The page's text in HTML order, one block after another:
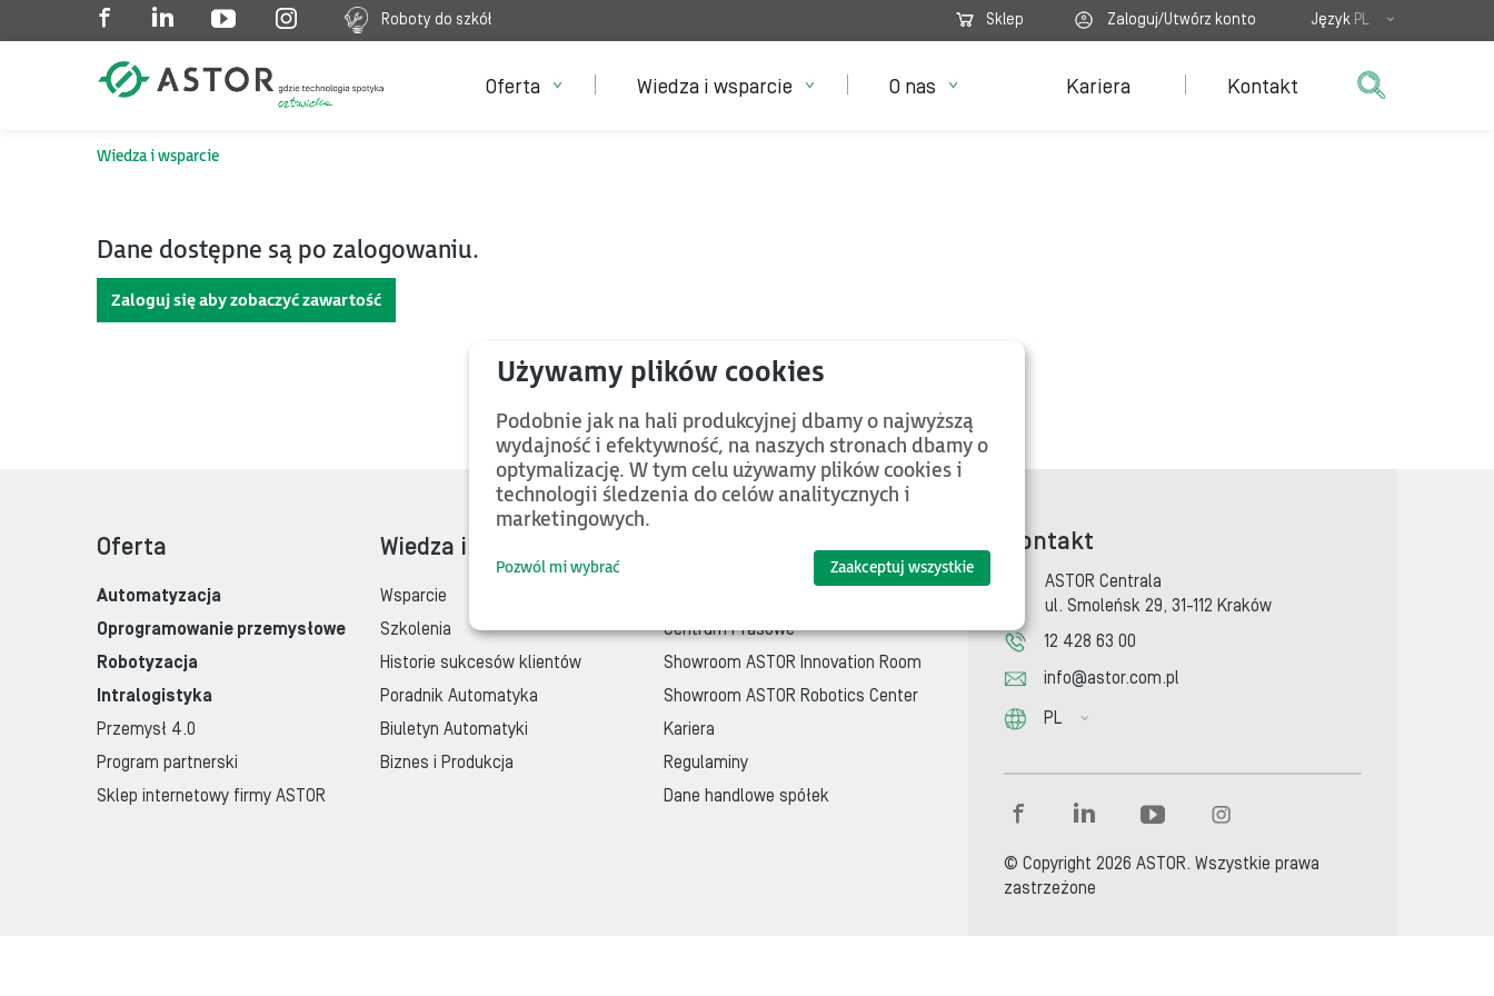
Roboty do szkół Sklep Zaloguj/Utwórz konto Język PL
Oferta Wiedza i wsparcie O nas Kariera Kontakt
Wiedza i wsparcie
Dane dostępne są po zalogowaniu.
Zaloguj się aby zobaczyć zawartość
Oferta
Automatyzacja
Oprogramowanie przemysłowe
Robotyzacja
Intralogistyka
Przemysł 4.0
Program partnerski
Sklep internetowy firmy ASTOR
Wiedza i wsparcie
Wsparcie
Szkolenia
Historie sukcesów klientów
Poradnik Automatyka
Biuletyn Automatyki
Biznes i Produkcja
Centrum Prasowe
Showroom ASTOR Innovation Room
Showroom ASTOR Robotics Center
Kariera
Regulaminy
Dane handlowe spółek
Kontakt
ASTOR Centrala
ul. Smoleńsk 29, 31-112 Kraków
12 428 63 00
info@astor.com.pl
PL
© Copyright 2026 ASTOR. Wszystkie prawa
zastrzeżone
Podobnie jak na hali produkcyjnej dbamy o najwyższą
wydajność i efektywność, na naszych stronach dbamy o
optymalizację. W tym celu używamy plików cookies i
technologii śledzenia do celów analitycznych i
marketingowych.
Pozwól mi wybrać Zaakceptuj wszystkie